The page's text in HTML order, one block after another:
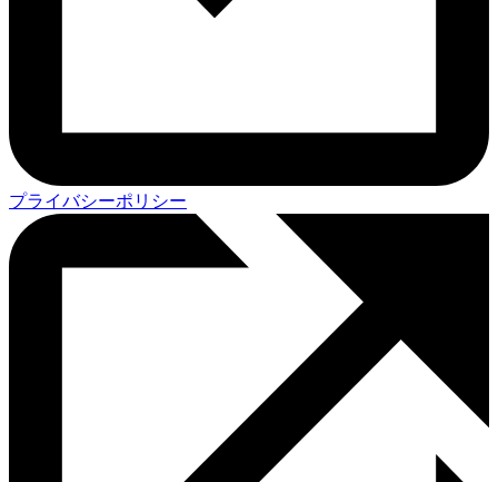
プライバシーポリシー